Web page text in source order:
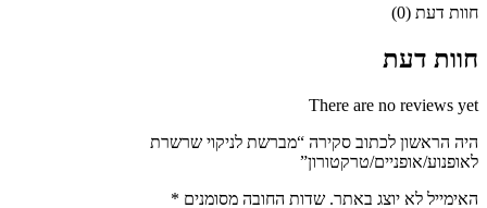
חוות דעת (0)
חוות דעת
There are no reviews yet
היה הראשון לכתוב סקירה “מברשת לניקוי שרשרת
לאופנוע/אופניים/טרקטורון”
האימייל לא יוצג באתר. שדות החובה מסומנים *